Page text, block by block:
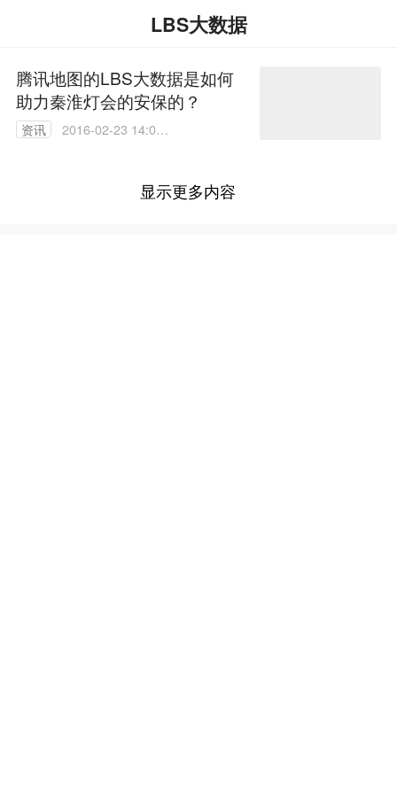
LBS大数据
腾讯地图的LBS大数据是如何
助力秦淮灯会的安保的？
资讯
2016-02-23 14:05:
显示更多内容